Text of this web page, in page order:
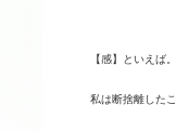
【感】といえば。
私は断捨離した